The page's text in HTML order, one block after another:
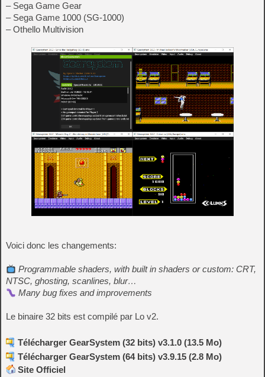
– Sega Game Gear
– Sega Game 1000 (SG-1000)
– Othello Multivision
Voici donc les changements:
Programmable shaders, with built in shaders or custom: CRT,
NTSC, ghosting, scanlines, blur…
Many bug fixes and improvements
Le binaire 32 bits est compilé par Lo v2.
Télécharger GearSystem (32 bits) v3.1.0 (13.5 Mo)
Télécharger GearSystem (64 bits) v3.9.15 (2.8 Mo)
Site Officiel